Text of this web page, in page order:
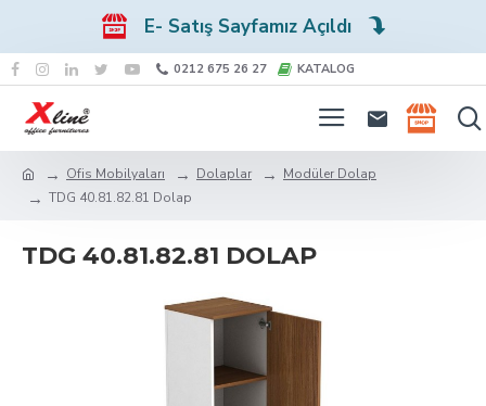
E- Satış Sayfamız Açıldı
0212 675 26 27 KATALOG
Ofis Mobilyaları Dolaplar
Modüler Dolap
TDG 40.81.82.81 Dolap
TDG 40.81.82.81 DOLAP